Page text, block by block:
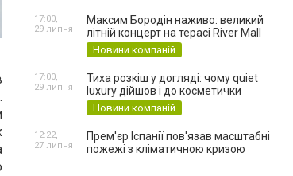
Максим Бородін наживо: великий
літній концерт на терасі River Mall
Новини компаній
17:00,
29 липня
Тиха розкіш у догляді: чому quiet
luxury дійшов і до косметички
Новини компаній
17:00,
29 липня
Прем'єр Іспанії пов'язав масштабні
пожежі з кліматичною кризою
12:22,
27 липня